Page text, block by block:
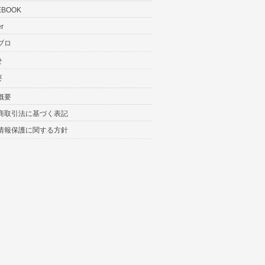
ロ
要
取引法に基づく表記
報保護に関する方針